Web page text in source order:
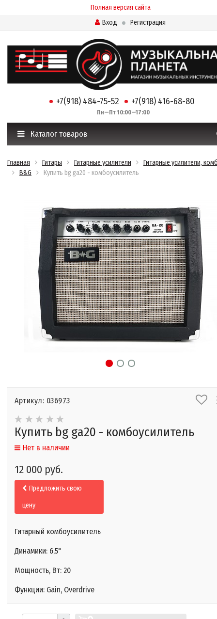
Полная версия сайта
Вход
Регистрация
+7(918) 484-75-52 +7(918) 416-68-80
Пн—Пт 10:00—17:00
Каталог товаров
Главная Гитары Гитарные усилители
Гитарные усилители,
B&G
Купить bg ga20 - комбоусилитель
Артикул: 036973
Купить bg ga20 - комбоусилитель
Нет в наличии
12 000 руб.
Предложить свою
цену
Гитарный комбоусилитель
Динамики: 6,5"
Мощность, Вт: 20
Функции: Gain, Overdrive